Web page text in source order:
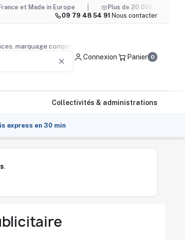
in Europe
Plus de 20 000 références,
09 79 48 54 91 · Nous contacter
marquage compris
clear Connexion Panier 0
Collectivités & administrations
express en 30 min
.